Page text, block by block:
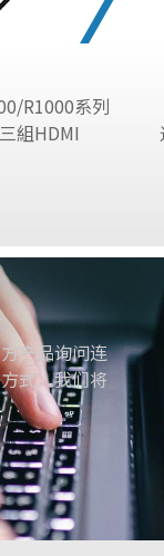
R1000系列
組HDMI
产品询问连
式，我们将